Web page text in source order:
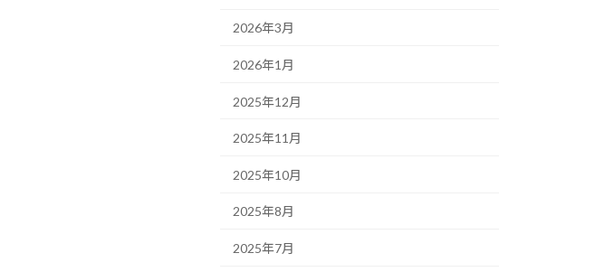
2026年3月
2026年1月
2025年12月
2025年11月
2025年10月
2025年8月
2025年7月